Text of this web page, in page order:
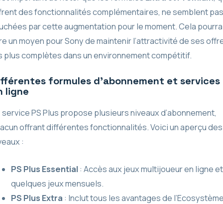
des fonctionnalités complémentaires, ne semblent pas
par cette augmentation pour le moment. Cela
un moyen pour Sony de maintenir l’attractivité de ses
plus complètes dans un environnement compétitif.
formules d’abonnement et services
ligne
service PS Plus propose plusieurs niveaux d’abonnement,
offrant différentes fonctionnalités. Voici un aperçu des
:
PS Plus Essential : Accès aux jeux multijoueur en ligne et
quelques jeux mensuels.
PS Plus Extra : Inclut tous les avantages de